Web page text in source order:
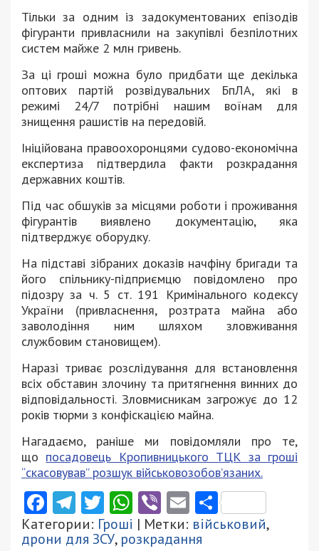
Тільки за одним із задокументованих епізодів
фігуранти привласнили на закупівлі безпілотних
систем майже 2 млн гривень.
За ці гроші можна було придбати ще декілька
оптових партій розвідувальних БпЛА, які в
режимі 24/7 потрібні нашим воїнам для
знищення рашистів на передовій.
Ініційована правоохоронцями судово-економічна
експертиза підтвердила факти розкрадання
державних коштів.
Під час обшуків за місцями роботи і проживання
фігурантів виявлено документацію, яка
підтверджує оборудку.
На підставі зібраних доказів начфіну бригади та
його спільнику-підприємцю повідомлено про
підозру за ч. 5 ст. 191 Кримінального кодексу
України (привласнення, розтрата майна або
заволодіння ним шляхом зловживання
службовим становищем).
Наразі триває розслідування для встановлення
всіх обставин злочину та притягнення винних до
відповідальності. Зловмисникам загрожує до 12
років тюрми з конфіскацією майна.
Нагадаємо, раніше ми повідомляли про те,
що посадовець Кропивницького ТЦК за гроші
“скасовував” розшук військовозобов’язаних.
Facebook
Telegram
Twitter
WhatsApp
ViberEmail
Категории: Гроші | Метки: військовий,
дрони для ЗСУ, розкрадання